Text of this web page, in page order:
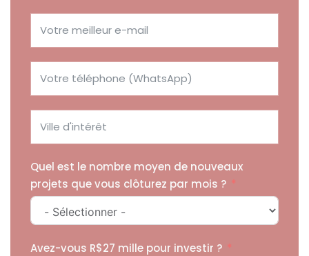
Quel est le nombre moyen de nouveaux
projets que vous clôturez par mois ?
Avez-vous R$27 mille pour investir ?